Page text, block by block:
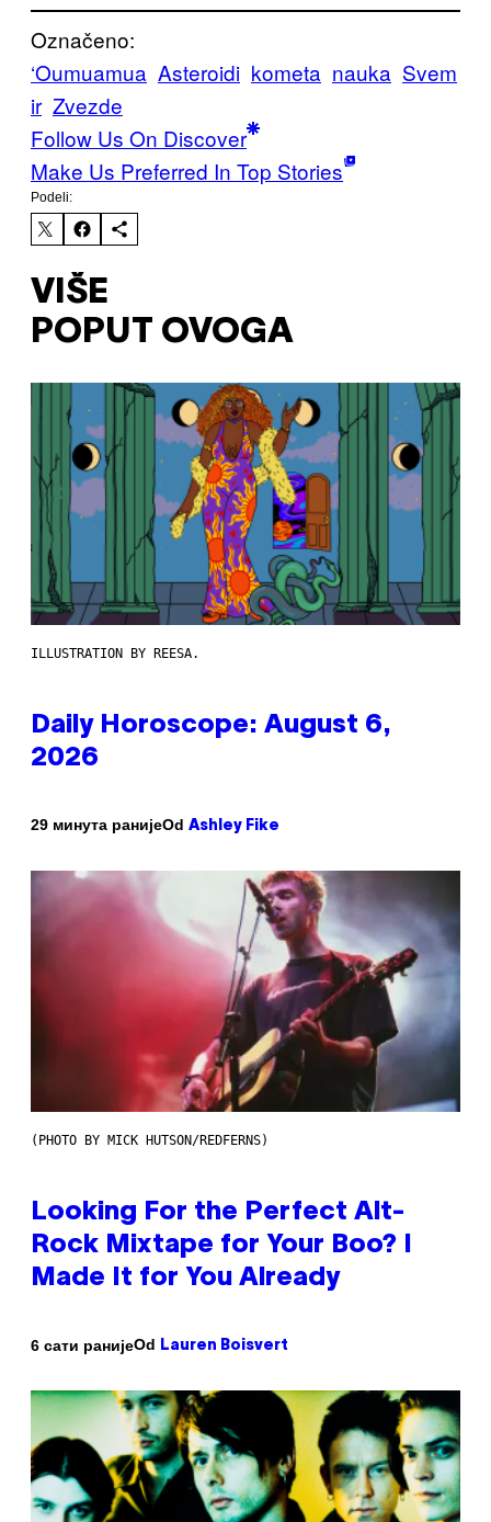
Označeno:
‘Oumuamua Asteroidi kometa nauka Svem
ir Zvezde
Follow Us On Discover
Make Us Preferred In Top Stories
Podeli:
VIŠE
POPUT OVOGA
ILLUSTRATION BY REESA.
Daily Horoscope: August 6,
2026
29 минута ранијеOd Ashley Fike
(PHOTO BY MICK HUTSON/REDFERNS)
Looking For the Perfect Alt-
Rock Mixtape for Your Boo? I
Made It for You Already
6 сати ранијеOd Lauren Boisvert